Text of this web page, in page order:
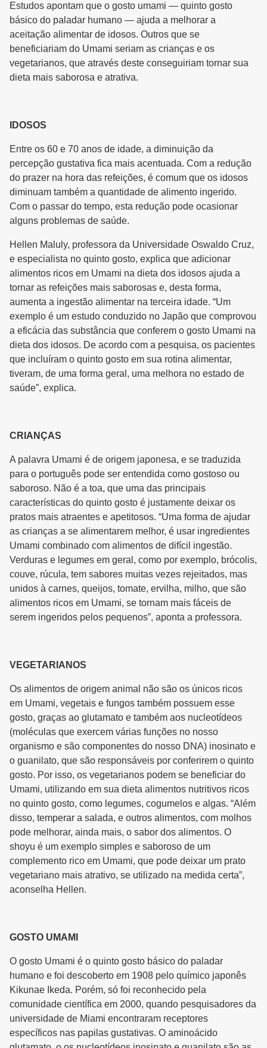
Estudos apontam que o gosto umami — quinto gosto
básico do paladar humano — ajuda a melhorar a
aceitação alimentar de idosos. Outros que se
beneficiariam do Umami seriam as crianças e os
vegetarianos, que através deste conseguiriam tornar sua
dieta mais saborosa e atrativa.
IDOSOS
Entre os 60 e 70 anos de idade, a diminuição da
percepção gustativa fica mais acentuada. Com a redução
do prazer na hora das refeições, é comum que os idosos
diminuam também a quantidade de alimento ingerido.
Com o passar do tempo, esta redução pode ocasionar
alguns problemas de saúde.
Hellen Maluly, professora da Universidade Oswaldo Cruz,
e especialista no quinto gosto, explica que adicionar
alimentos ricos em Umami na dieta dos idosos ajuda a
tornar as refeições mais saborosas e, desta forma,
aumenta a ingestão alimentar na terceira idade. “Um
exemplo é um estudo conduzido no Japão que comprovou
a eficácia das substância que conferem o gosto Umami na
dieta dos idosos. De acordo com a pesquisa, os pacientes
que incluíram o quinto gosto em sua rotina alimentar,
tiveram, de uma forma geral, uma melhora no estado de
saúde”, explica.
CRIANÇAS
A palavra Umami é de origem japonesa, e se traduzida
para o português pode ser entendida como gostoso ou
saboroso. Não é a toa, que uma das principais
características do quinto gosto é justamente deixar os
pratos mais atraentes e apetitosos. “Uma forma de ajudar
as crianças a se alimentarem melhor, é usar ingredientes
Umami combinado com alimentos de difícil ingestão.
Verduras e legumes em geral, como por exemplo, brócolis,
couve, rúcula, tem sabores muitas vezes rejeitados, mas
unidos à carnes, queijos, tomate, ervilha, milho, que são
alimentos ricos em Umami, se tornam mais fáceis de
serem ingeridos pelos pequenos”, aponta a professora.
VEGETARIANOS
Os alimentos de origem animal não são os únicos ricos
em Umami, vegetais e fungos também possuem esse
gosto, graças ao glutamato e também aos nucleotídeos
(moléculas que exercem várias funções no nosso
organismo e são componentes do nosso DNA) inosinato e
o guanilato, que são responsáveis por conferirem o quinto
gosto. Por isso, os vegetarianos podem se beneficiar do
Umami, utilizando em sua dieta alimentos nutritivos ricos
no quinto gosto, como legumes, cogumelos e algas. “Além
disso, temperar a salada, e outros alimentos, com molhos
pode melhorar, ainda mais, o sabor dos alimentos. O
shoyu é um exemplo simples e saboroso de um
complemento rico em Umami, que pode deixar um prato
vegetariano mais atrativo, se utilizado na medida certa”,
aconselha Hellen.
GOSTO UMAMI
O gosto Umami é o quinto gosto básico do paladar
humano e foi descoberto em 1908 pelo químico japonês
Kikunae Ikeda. Porém, só foi reconhecido pela
comunidade científica em 2000, quando pesquisadores da
universidade de Miami encontraram receptores
específicos nas papilas gustativas. O aminoácido